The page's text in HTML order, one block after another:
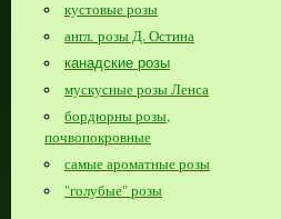
кустовые розы
англ. розы Д. Остина
канадские розы
мускусные розы Ленса
бордюрны розы,
почвопокровные
самые ароматные розы
"голубые" розы